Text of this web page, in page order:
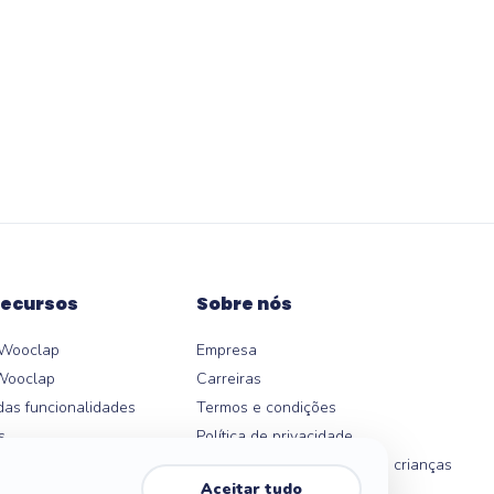
Aceitar tudo
funcionalidades
Sobre nós
Empresa
Carreiras
Termos e condições
Política de privacidade
Política de privacidade para crianças